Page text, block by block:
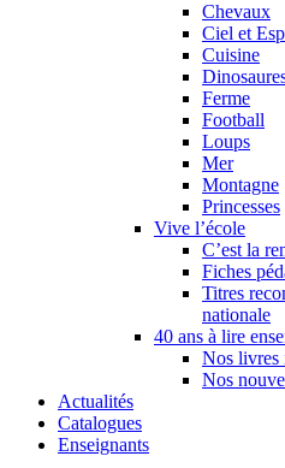
Chevaux
Ciel et
Cuisine
Ferme
Football
Loups
Mer
Montagne
Princesses
Vive l’école
C’est la
Fiches
Titres
nationale
40 ans à lire
Nos livres
Nos
Actualités
Catalogues
Enseignants